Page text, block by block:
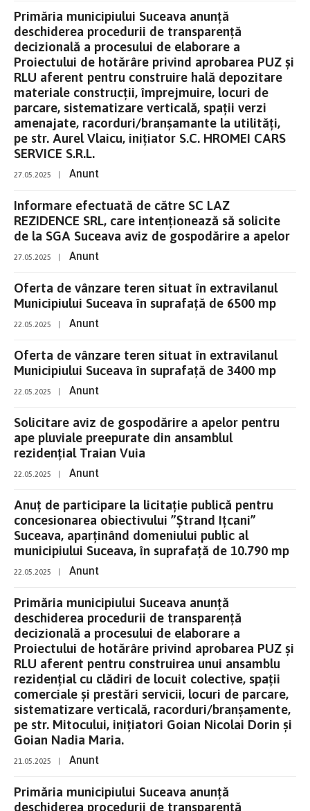
Primăria municipiului Suceava anunţă
deschiderea procedurii de transparenţă
decizională a procesului de elaborare a
Proiectului de hotărâre privind aprobarea PUZ și
RLU aferent pentru construire hală depozitare
materiale construcții, împrejmuire, locuri de
parcare, sistematizare verticală, spații verzi
amenajate, racorduri/branșamante la utilități,
pe str. Aurel Vlaicu, inițiator S.C. HROMEI CARS
SERVICE S.R.L.
27.05.2025 Anunt
Informare efectuată de către SC LAZ
REZIDENCE SRL, care intenționează să solicite
de la SGA Suceava aviz de gospodărire a apelor
27.05.2025 Anunt
Oferta de vânzare teren situat în extravilanul
Municipiului Suceava în suprafață de 6500 mp
22.05.2025 Anunt
Oferta de vânzare teren situat în extravilanul
Municipiului Suceava în suprafață de 3400 mp
22.05.2025 Anunt
Solicitare aviz de gospodărire a apelor pentru
ape pluviale preepurate din ansamblul
rezidențial Traian Vuia
22.05.2025 Anunt
Anuț de participare la licitație publică pentru
concesionarea obiectivului ”Ștrand Ițcani”
Suceava, aparținând domeniului public al
municipiului Suceava, în suprafață de 10.790 mp
22.05.2025 Anunt
Primăria municipiului Suceava anunţă
deschiderea procedurii de transparenţă
decizională a procesului de elaborare a
Proiectului de hotărâre privind aprobarea PUZ și
RLU aferent pentru construirea unui ansamblu
rezidențial cu clădiri de locuit colective, spații
comerciale și prestări servicii, locuri de parcare,
sistematizare verticală, racorduri/branșamente,
pe str. Mitocului, inițiatori Goian Nicolai Dorin și
Goian Nadia Maria.
21.05.2025 Anunt
Primăria municipiului Suceava anunţă
deschiderea procedurii de transparenţă